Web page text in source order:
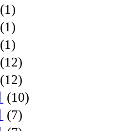
(1)
(1)
(1)
(12)
(12)
(10)
(7)